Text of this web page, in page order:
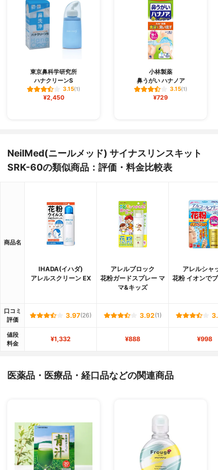
東京鼻科学研究所
ハナクリーンS
3.15(1)
¥2,450
小林製薬
鼻うがい ハナノア
3.15(1)
¥729
NeilMed(ニールメッド) サイナスリンスキット
SRK-60の類似商品：評価・料金比較表
商品名
IHADA(イハダ)
アレルスクリーン EX
アレルブロック
花粉ガードスプレー マ
マ&キッズ
アレルシャ
花粉 イオンで
口コミ
評価
3.97(26) 3.92(1)
値段
料金
¥1,332 ¥888 ¥998
医薬品・医療品・経口品などの関連商品